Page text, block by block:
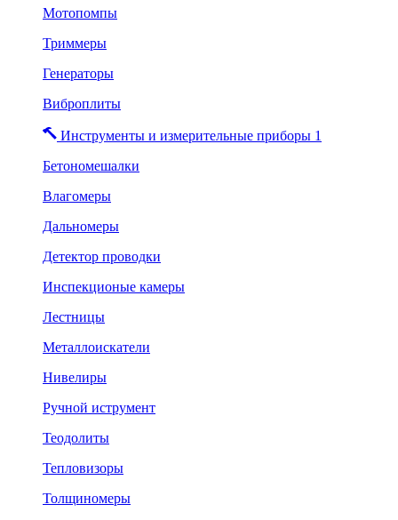
Мотопомпы
Триммеры
Генераторы
Виброплиты
Инструменты и измерительные приборы 1
Бетономешалки
Влагомеры
Дальномеры
Детектор проводки
Инспекционые камеры
Лестницы
Металлоискатели
Нивелиры
Ручной иструмент
Теодолиты
Тепловизоры
Толщиномеры